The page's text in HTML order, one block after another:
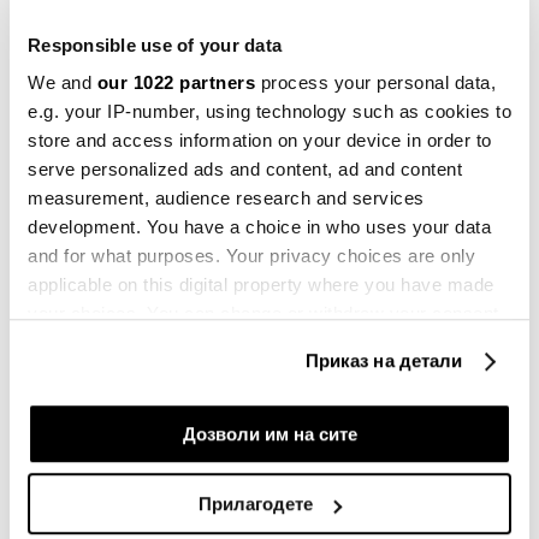
Responsible use of your data
We and our 1022 partners process your personal data,
e.g. your IP-number, using technology such as cookies to
store and access information on your device in order to
serve personalized ads and content, ad and content
measurement, audience research and services
development. You have a choice in who uses your data
and for what purposes. Your privacy choices are only
applicable on this digital property where you have made
If you allow, we would also like to:
Collect information about your geographical
Приказ на детали
Дозволи им на сите
Прилагодете
СИТЕ НОВОСТИ ОД РУБРИКАТА BUSINESSWEEK ADRIA
Businessweek Adria